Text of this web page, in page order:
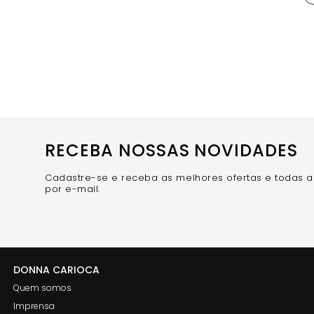
RECEBA NOSSAS NOVIDADES
Cadastre-se e receba as melhores ofertas e todas
por e-mail.
DONNA CARIOCA
Quem somos
Imprensa